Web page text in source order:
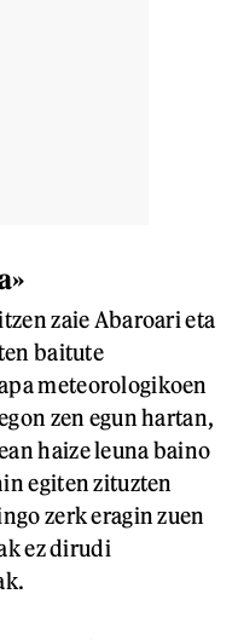
zaie Abaroari eta
baitute
meteorologikoen
zen egun hartan,
haize leuna baino
egiten zituzten
zerk eragin zuen
ez dirudi